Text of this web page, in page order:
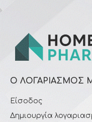
Ο ΛΟΓΑΡΙΑΣΜΌΣ
Είσοδος
Δημιουργία